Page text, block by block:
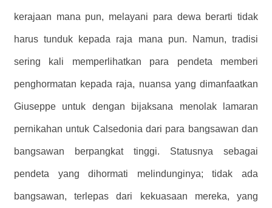
kerajaan mana pun, melayani para dewa berarti tidak
harus tunduk kepada raja mana pun. Namun, tradisi
sering kali memperlihatkan para pendeta memberi
penghormatan kepada raja, nuansa yang dimanfaatkan
Giuseppe untuk dengan bijaksana menolak lamaran
pernikahan untuk Calsedonia dari para bangsawan dan
bangsawan berpangkat tinggi. Statusnya sebagai
pendeta yang dihormati melindunginya; tidak ada
bangsawan, terlepas dari kekuasaan mereka, yang